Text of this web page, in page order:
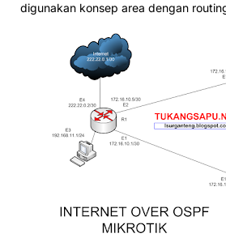
digunakan konsep area dengan